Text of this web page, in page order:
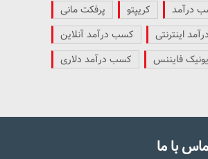
پرفکت مانی
کریپتو
درآمد
کسب درآمد آنلاین
اینترنتی
کسب درآمد دلاری
یونیک فایننس
با ما